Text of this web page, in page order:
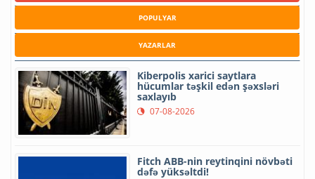
POPULYAR
YAZARLAR
Kiberpolis xarici saytlara
hücumlar təşkil edən şəxsləri
saxlayıb
07-08-2026
Fitch ABB-nin reytinqini növbəti
dəfə yüksəltdi!